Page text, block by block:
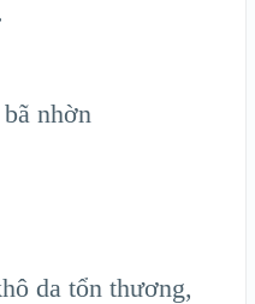
nhờn
da tổn thương,